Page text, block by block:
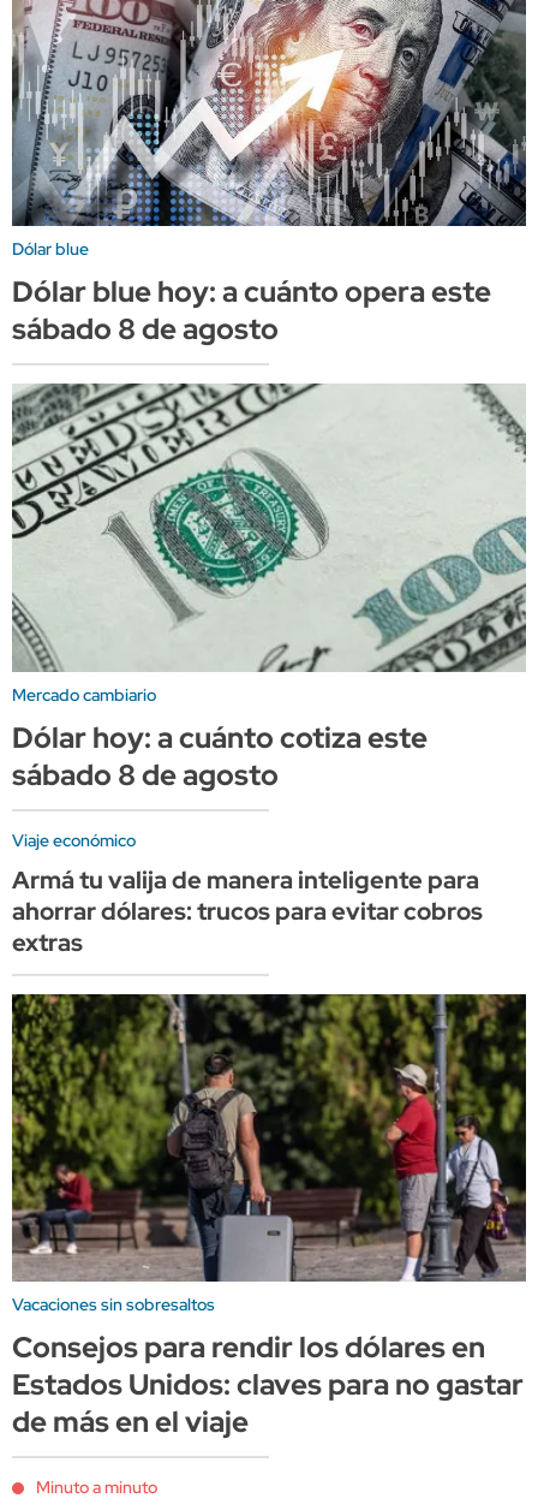
Dólar blue
Dólar blue hoy: a cuánto opera este
sábado 8 de agosto
Mercado cambiario
Dólar hoy: a cuánto cotiza este
sábado 8 de agosto
Viaje económico
Armá tu valija de manera inteligente para
ahorrar dólares: trucos para evitar cobros
extras
Vacaciones sin sobresaltos
Consejos para rendir los dólares en
Estados Unidos: claves para no gastar
de más en el viaje
Minuto a minuto